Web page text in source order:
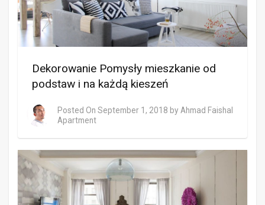
Dekorowanie Pomysły mieszkanie od
podstaw i na każdą kieszeń
Posted On September 1, 2018 by Ahmad Faishal
Apartment